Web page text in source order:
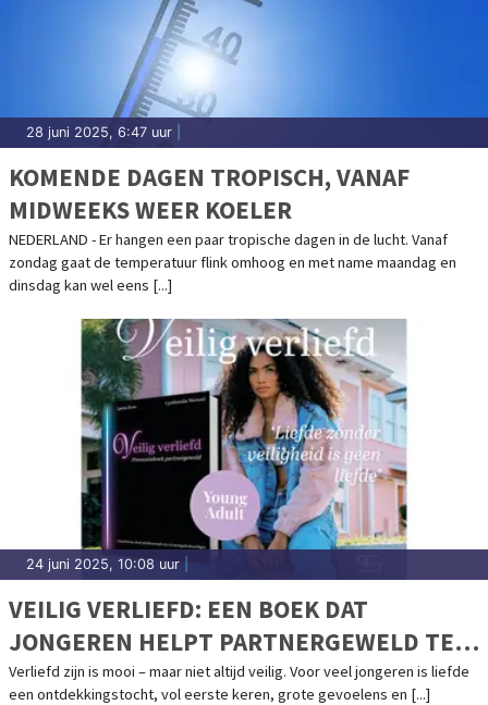
28 juni 2025, 6:47 uur
KOMENDE DAGEN TROPISCH, VANAF
MIDWEEKS WEER KOELER
NEDERLAND - Er hangen een paar tropische dagen in de lucht. Vanaf
zondag gaat de temperatuur flink omhoog en met name maandag en
dinsdag kan wel eens [...]
24 juni 2025, 10:08 uur
VEILIG VERLIEFD: EEN BOEK DAT
JONGEREN HELPT PARTNERGEWELD TE
HERKENNEN EN TE VOORKOMEN
Verliefd zijn is mooi – maar niet altijd veilig. Voor veel jongeren is liefde
een ontdekkingstocht, vol eerste keren, grote gevoelens en [...]